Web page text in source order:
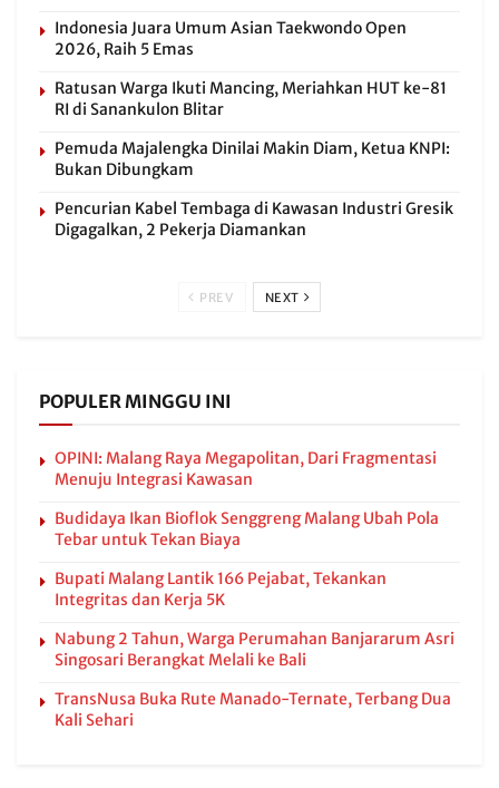
Indonesia Juara Umum Asian Taekwondo Open
2026, Raih 5 Emas
Ratusan Warga Ikuti Mancing, Meriahkan HUT ke-81
RI di Sanankulon Blitar
Pemuda Majalengka Dinilai Makin Diam, Ketua KNPI:
Bukan Dibungkam
Pencurian Kabel Tembaga di Kawasan Industri Gresik
Digagalkan, 2 Pekerja Diamankan
PREV NEXT
POPULER MINGGU INI
OPINI: Malang Raya Megapolitan, Dari Fragmentasi
Menuju Integrasi Kawasan
Budidaya Ikan Bioflok Senggreng Malang Ubah Pola
Tebar untuk Tekan Biaya
Bupati Malang Lantik 166 Pejabat, Tekankan
Integritas dan Kerja 5K
Nabung 2 Tahun, Warga Perumahan Banjararum Asri
Singosari Berangkat Melali ke Bali
TransNusa Buka Rute Manado-Ternate, Terbang Dua
Kali Sehari